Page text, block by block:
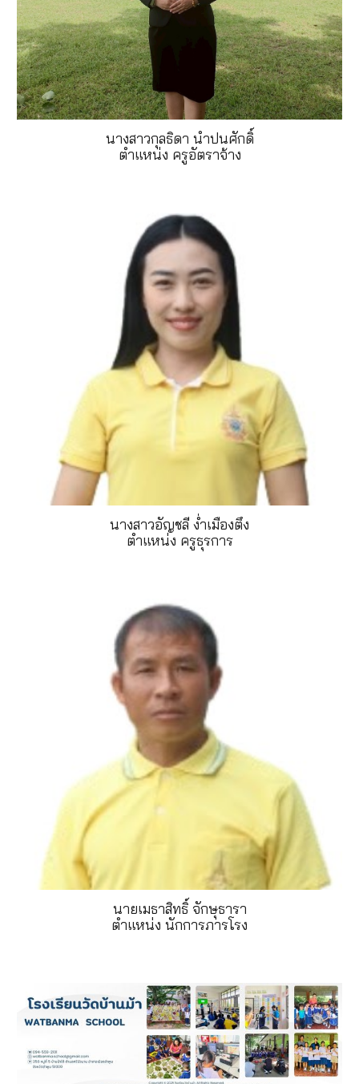
นางสาวกุลธิดา นำปนศักดิ์
ตำแหน่ง ครูอัตราจ้าง
นางสาวอัญชลี งเมืองตึง
ตำแหน่ง ครูธุรการ
นายเมธาสิทธิ์ จักษุธารา
ตำแหน่ง นักการภารโรง